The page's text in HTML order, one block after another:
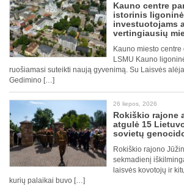
Kauno centre
istorinis
investuotojams
vertingiausių
Kauno miesto
LSMU Kauno
ruošiamasi suteikti naują gyvenimą. Su Laisvės
Gedimino […]
26 liepos, 2026
Rokiškio rajone
atgulė 15
sovietų
Rokiškio rajono
sekmadienį
laisvės kovotojų ir
kurių palaikai buvo […]